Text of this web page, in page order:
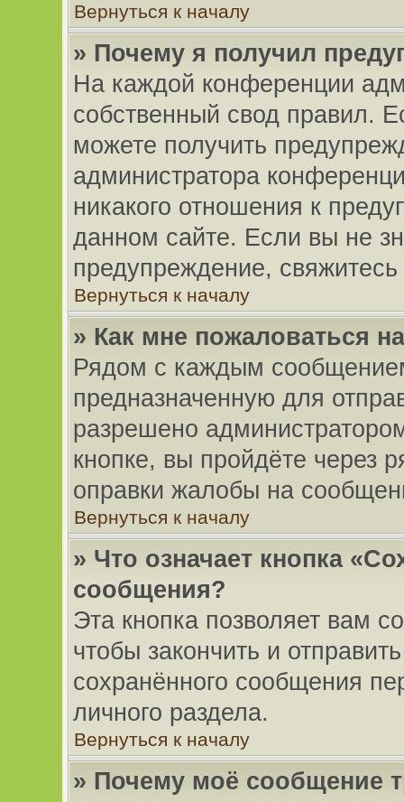
Вернуться к началу
» Почему я получил
На каждой конференции
собственный свод правил.
можете получить
администратора
никакого отношения к
данном сайте. Если вы не
предупреждение,
Вернуться к началу
» Как мне пожаловаться
Рядом с каждым
предназначенную для
разрешено
кнопке, вы пройдёте через
оправки жалобы на
Вернуться к началу
» Что означает кнопка
сообщения?
Эта кнопка позволяет вам
чтобы закончить и
сохранённого сообщения
личного раздела.
Вернуться к началу
» Почему моё сообщение